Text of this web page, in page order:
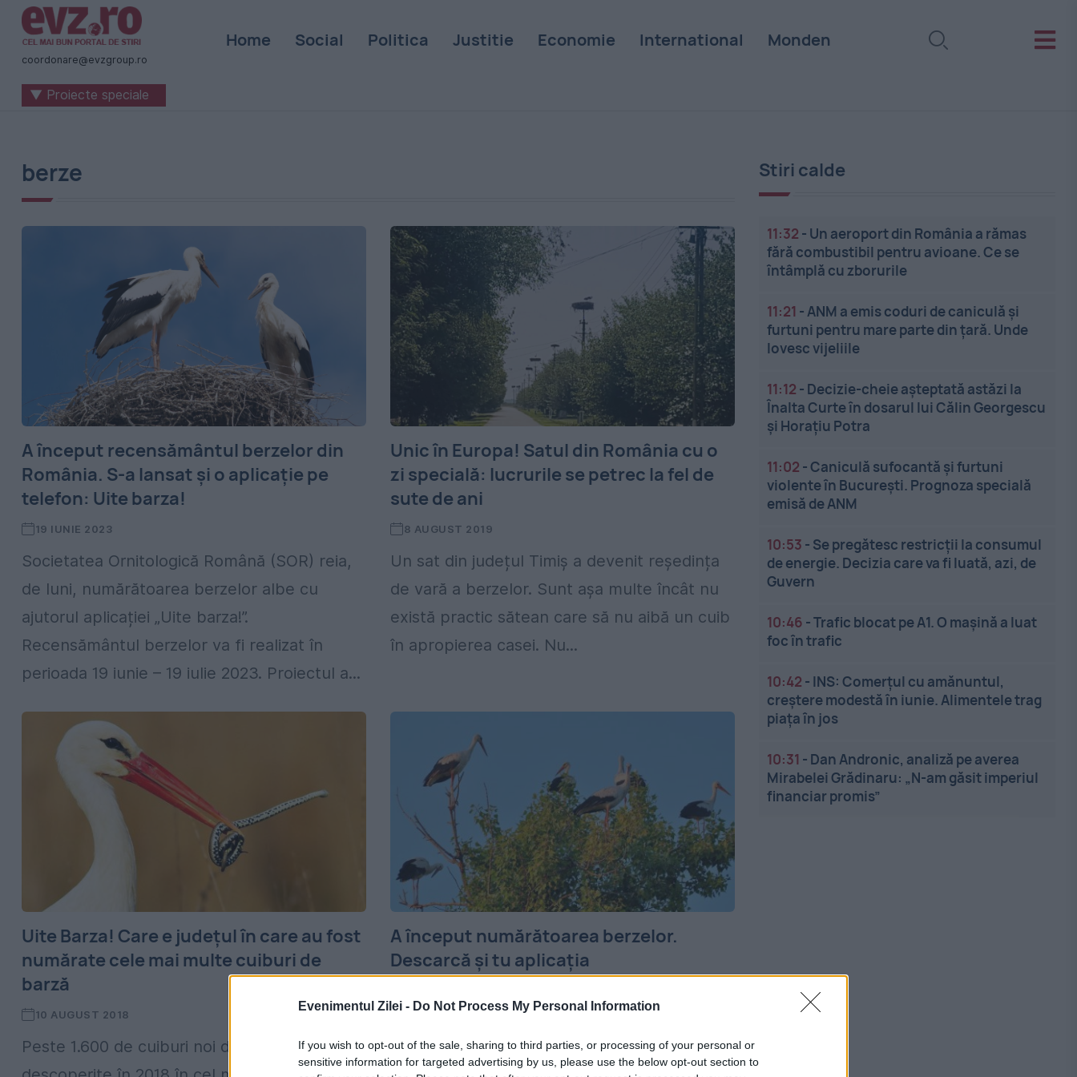
Evenimentul Zilei - Do Not Process My Personal Information
If you wish to opt-out of the sale, sharing to third parties, or processing of your personal or
sensitive information for targeted advertising by us, please use the below opt-out section to
Știri
naționale
internaționale
România
-
coordonare@evzgroup.ro
Home Social Politica Justitie Economie International Monden
▼ Proiecte speciale
berze
A început recensământul berzelor din
România. S-a lansat și o aplicație pe
telefon: Uite barza!
19 IUNIE 2023
Societatea Ornitologică Română (SOR) reia,
de luni, numărătoarea berzelor albe cu
ajutorul aplicației „Uite barza!”.
Recensământul berzelor va fi realizat în
perioada 19 iunie – 19 iulie 2023. Proiectul a...
Unic în Europa! Satul din România cu o
zi specială: lucrurile se petrec la fel de
sute de ani
8 AUGUST 2019
Un sat din județul Timiș a devenit reședința
de vară a berzelor. Sunt așa multe încât nu
există practic sătean care să nu aibă un cuib
în apropierea casei. Nu...
Uite Barza! Care e județul în care au fost
numărate cele mai multe cuiburi de
barză
10 AUGUST 2018
Peste 1.600 de cuiburi noi de berze au fost
A început numărătoarea berzelor.
Descarcă și tu aplicația
cuiburi de berze, nănățenii sunt chemați și
Stiri calde
11:32 - Un aeroport din România a rămas
fără combustibil pentru avioane. Ce se
întâmplă cu zborurile
11:21 -ANM a emis coduri de caniculă și
furtuni pentru mare parte din țară. Unde
lovesc vijeliile
11:12 - Decizie-cheie așteptată astăzi la
Înalta Curte în dosarul lui Călin Georgescu
și Horațiu Potra
11:02 -Caniculă sufocantă și furtuni
violente în București. Prognoza specială
emisă de ANM
10:53 - Se pregătesc restricții la consumul
de energie. Decizia care va fi luată, azi, de
Guvern
10:46 -Trafic blocat pe A1. O mașină a luat
foc în trafic
10:42 - INS: Comerțul cu amănuntul,
creștere modestă în iunie. Alimentele trag
piața în jos
10:31 - Dan Andronic, analiză pe averea
Mirabelei Grădinaru: „N-am găsit imperiul
financiar promis”